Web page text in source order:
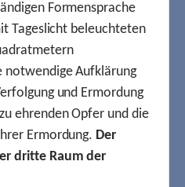
Formensprache
Tageslicht beleuchteten
notwendige Aufklärung
und Ermordung
ehrenden Opfer und die
Ermordung. Der
dritte Raum der